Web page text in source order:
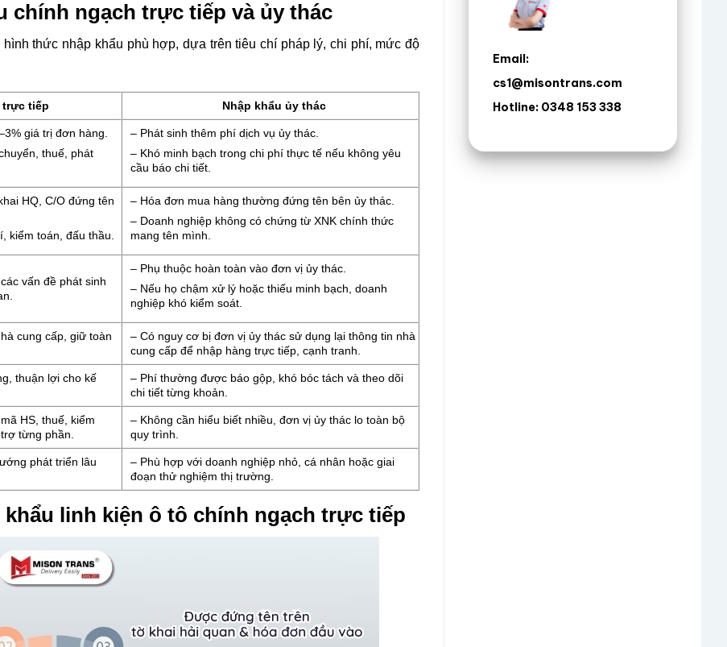
chính ngạch trực tiếp và ủy thác
thức nhập khẩu phù hợp, dựa trên tiêu chí pháp lý, chi phí, mức độ
trực tiếp Nhập khẩu ủy thác
giá trị đơn hàng.
thuế, phát
– Phát sinh thêm phí dịch vụ ủy thác.
– Khó minh bạch trong chi phí thực tế nếu không yêu
cầu báo chi tiết.
HQ, C/O đứng tên
kiểm toán, đấu thầu.
– Hóa đơn mua hàng thường đứng tên bên ủy thác.
– Doanh nghiệp không có chứng từ XNK chính thức
mang tên mình.
vấn đề phát sinh
– Phụ thuộc hoàn toàn vào đơn vị ủy thác.
– Nếu họ chậm xử lý hoặc thiếu minh bạch, doanh
nghiệp khó kiểm soát.
cung cấp, giữ toàn
– Có nguy cơ bị đơn vị ủy thác sử dụng lại thông tin nhà
cung cấp để nhập hàng trực tiếp, cạnh tranh.
thuận lợi cho kế
– Phí thường được báo gộp, khó bóc tách và theo dõi
chi tiết từng khoản.
HS, thuế, kiểm
từng phần.
– Không cần hiểu biết nhiều, đơn vị ủy thác lo toàn bộ
quy trình.
phát triển lâu
– Phù hợp với doanh nghiệp nhỏ, cá nhân hoặc giai
đoạn thử nghiệm thị trường.
linh kiện ô tô chính ngạch trực tiếp
Email:
cs1@misontrans.com
Hotline: 0348 153 338